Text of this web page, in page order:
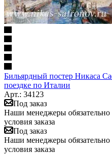
Бильярдный постер Никаса
поездке по Италии
Арт.: 34123
Под заказ
Наши менеджеры обязательно
условия заказа
Под заказ
Наши менеджеры обязательно
условия заказа